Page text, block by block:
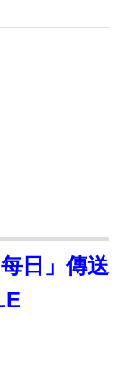
日」傳送